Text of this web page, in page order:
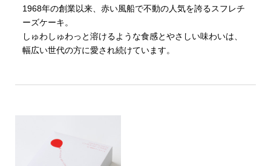
1968年の創業以来、赤い風船で不動の人気を誇るスフレチ
ーズケーキ。
しゅわしゅわっと溶けるような食感とやさしい味わいは、
幅広い世代の方に愛され続けています。